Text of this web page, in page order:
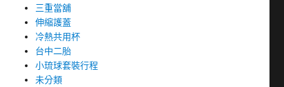
三重當舖
伸縮護蓋
冷熱共用杯
台中二胎
小琉球套裝行程
未分類